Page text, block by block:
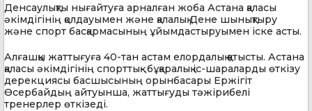
Денсаулықты нығайтуға арналған жоба Астана қаласы
әкімдігінің қолдауымен және қалалық Дене шынықтыру
және спорт басқармасының ұйымдастыруымен іске асты.
Алғашқы жаттығуға 40-тан астам елордалық қатысты. Астана
қаласы әкімдігінің спорттық- бұқаралық іс-шараларды өткізу
дерекциясы басшысының орынбасары Ержігіт
Өсербайдың айтуынша, жаттығуды тәжірибелі
тренерлер өткізеді.